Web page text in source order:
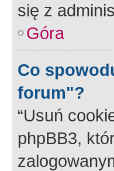
się z
Góra
Co
forum"?
“Usuń
phpBB3,